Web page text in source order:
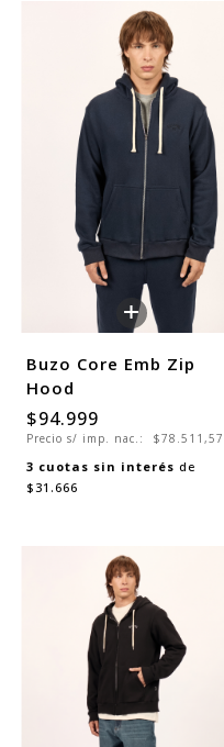
+
Buzo Core Emb Zip
Hood
$94.999
Precio s/ imp. nac.: $78.511,57
3 cuotas sin interés de
$31.666